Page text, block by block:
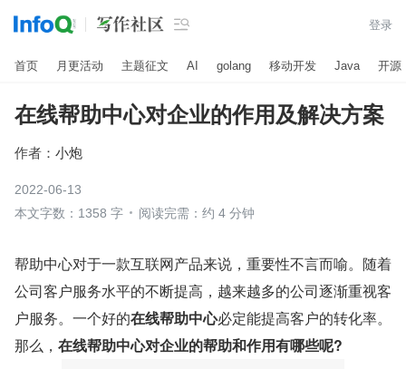
 登录
首页 月更活动 主题征文 AI golang 移动开发 Java 开源
在线帮助中心对企业的作用及解决方案
作者： 小炮
2022-06-13
本文字数：1358 字
阅读完需：约 4 分钟
帮助中心对于一款互联网产品来说，重要性不言而喻。随着
公司客户服务水平的不断提高，越来越多的公司逐渐重视客
户服务。一个好的在线帮助中心必定能提高客户的转化率。
那么， 在线帮助中心对企业的帮助和作用有哪些呢?